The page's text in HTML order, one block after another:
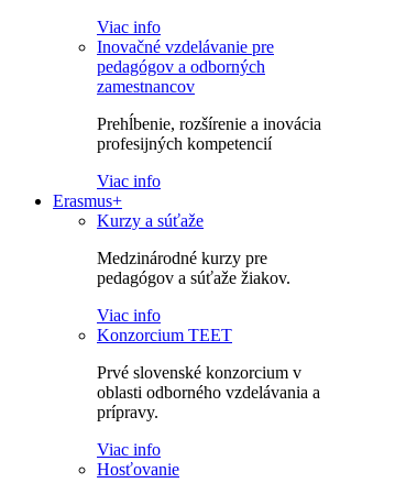
Viac info
Inovačné vzdelávanie pre
pedagógov a odborných
zamestnancov
Prehĺbenie, rozšírenie a inovácia
profesijných kompetencií
Viac info
Erasmus+
Kurzy a súťaže
Medzinárodné kurzy pre
pedagógov a súťaže žiakov.
Viac info
Konzorcium TEET
Prvé slovenské konzorcium v
oblasti odborného vzdelávania a
prípravy.
Viac info
Hosťovanie